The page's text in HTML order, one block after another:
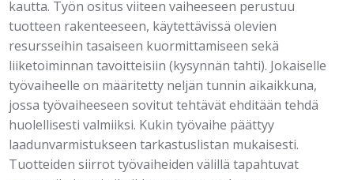
kautta. Työn ositus viiteen vaiheeseen perustuu
tuotteen rakenteeseen, käytettävissä olevien
resursseihin tasaiseen kuormittamiseen sekä
liiketoiminnan tavoitteisiin (kysynnän tahti). Jokaiselle
työvaiheelle on määritetty neljän tunnin aikaikkuna,
jossa työvaiheeseen sovitut tehtävät ehditään tehdä
huolellisesti valmiiksi. Kukin työvaihe päättyy
laadunvarmistukseen tarkastuslistan mukaisesti.
Tuotteiden siirrot työvaiheiden välillä tapahtuvat